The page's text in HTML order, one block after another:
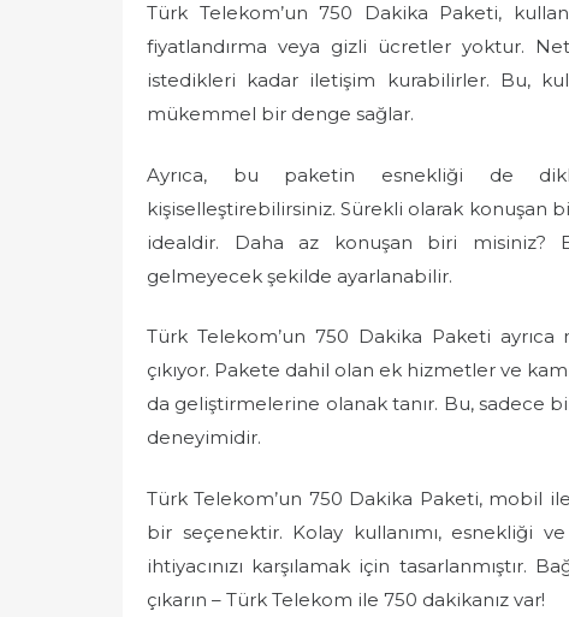
Türk Telekom’un 750 Dakika Paketi,
fiyatlandırma veya gizli ücretler yoktur.
istedikleri kadar iletişim kurabilirler. Bu,
mükemmel bir denge sağlar.
Ayrıca, bu paketin esnekliği de
kişiselleştirebilirsiniz. Sürekli olarak konuşan
idealdir. Daha az konuşan biri misiniz?
gelmeyecek şekilde ayarlanabilir.
Türk Telekom’un 750 Dakika Paketi
çıkıyor. Pakete dahil olan ek hizmetler ve
da geliştirmelerine olanak tanır. Bu, sadece
deneyimidir.
Türk Telekom’un 750 Dakika Paketi, mobil
bir seçenektir. Kolay kullanımı, esnekliği
ihtiyacınızı karşılamak için tasarlanmıştır.
çıkarın – Türk Telekom ile 750 dakikanız var!